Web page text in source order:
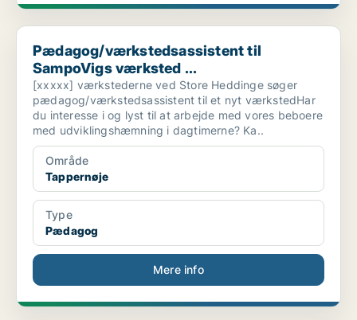
Pædagog/værkstedsassistent til SampoVigs værksted ...
Pædagog/værkstedsassistent til
SampoVigs værksted ...
[xxxxx] værkstederne ved Store Heddinge søger
pædagog/værkstedsassistent til et nyt værkstedHar
du interesse i og lyst til at arbejde med vores beboere
med udviklingshæmning i dagtimerne? Ka..
Område
Tappernøje
Type
Pædagog
Mere info